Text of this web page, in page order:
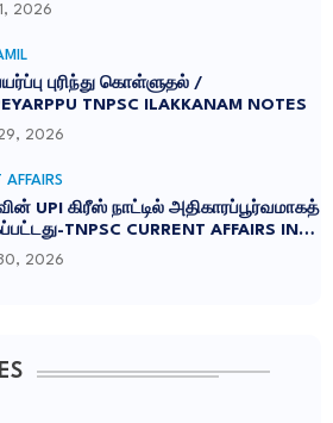
2026
புரிந்து கொள்ளுதல் /
TNPSC ILAKKANAM NOTES
2026
AFFAIRS
அதிகாரப்பூர்வமாகத்
TNPSC CURRENT AFFAIRS IN
2026
2026